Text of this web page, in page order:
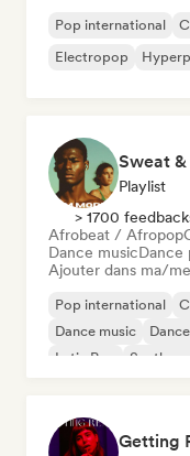
Pop international
Electropop
Sweat
Playlist
> 1700
Afrobeat / Afropop
Dance musicDance
Ajouter dans ma/
Pop international
Dance music
Latin Pop
Synthpop
Getting